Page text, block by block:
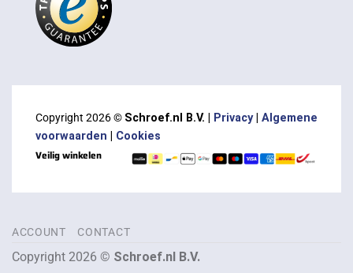
Copyright 2026 © Schroef.nl B.V. | Privacy| Algemene
voorwaarden
Cookies
Veilig winkelen
ACCOUNT CONTACT
Copyright 2026 © Schroef.nl B.V.